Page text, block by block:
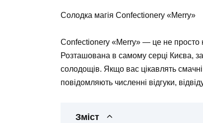
Солодка магія Confectionery «Merry»
Confectionery «Merry» — це не просто
Розташована в самому серці Києва,
солодощів. Якщо вас цікавлять
повідомляють численні відгуки,
Зміст